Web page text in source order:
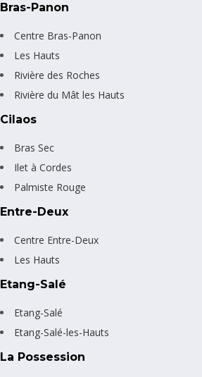
Bras-Panon
Centre Bras-Panon
Les Hauts
Rivière des Roches
Rivière du Mât les Hauts
Cilaos
Bras Sec
Ilet à Cordes
Palmiste Rouge
Entre-Deux
Centre Entre-Deux
Les Hauts
Etang-Salé
Etang-Salé
Etang-Salé-les-Hauts
La Possession